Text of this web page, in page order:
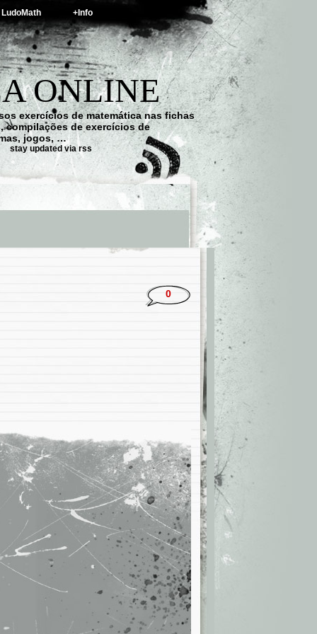
LudoMath +Info
ONLINE
exercícios de matemática nas fichas
compilações de exercícios de
jogos, …
stay updated via rss
0